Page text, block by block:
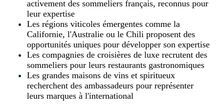
activement des sommeliers français, reconnus pour
leur expertise
Les régions viticoles émergentes comme la
Californie, l'Australie ou le Chili proposent des
opportunités uniques pour développer son expertise
Les compagnies de croisières de luxe recrutent des
sommeliers pour leurs restaurants gastronomiques
Les grandes maisons de vins et spiritueux
recherchent des ambassadeurs pour représenter
leurs marques à l'international